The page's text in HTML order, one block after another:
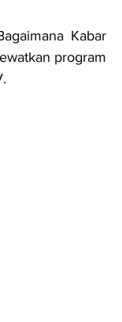
Kabar
program